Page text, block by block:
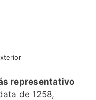
representativo
de 1258,